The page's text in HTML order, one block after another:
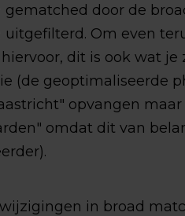
gematched door de
uitgefilterd. Om even
dit is ook wat
(de geoptimaliseerde
opvangen
omdat dit van
in broad